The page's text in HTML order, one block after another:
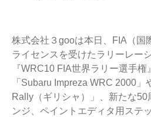
株式会社３gooは本日、FIA（国
ライセンスを受けたラリーレー
『WRC10 FIA世界ラリー選手権
「Subaru Impreza WRC 2000
Rally（ギリシャ）」、新たな50
ンジ、ペイントエディタ用ステ